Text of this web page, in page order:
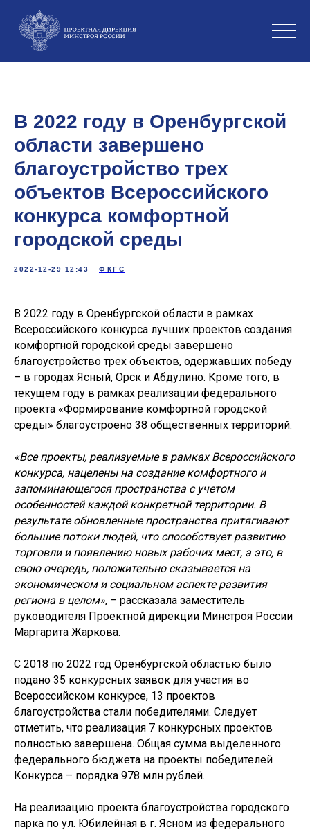
В 2022 году в Оренбургской
области завершено
благоустройство трех
объектов Всероссийского
конкурса комфортной
городской среды
2022-12-29 12:43 ФКГС
В 2022 году в Оренбургской области в рамках
Всероссийского конкурса лучших проектов создания
комфортной городской среды завершено
благоустройство трех объектов, одержавших победу
– в городах Ясный, Орск и Абдулино. Кроме того, в
текущем году в рамках реализации федерального
проекта «Формирование комфортной городской
среды» благоустроено 38 общественных территорий.
«Все проекты, реализуемые в рамках Всероссийского
конкурса, нацелены на создание комфортного и
запоминающегося пространства с учетом
особенностей каждой конкретной территории. В
результате обновленные пространства притягивают
большие потоки людей, что способствует развитию
торговли и появлению новых рабочих мест, а это, в
свою очередь, положительно сказывается на
экономическом и социальном аспекте развития
региона в целом», – рассказала заместитель
руководителя Проектной дирекции Минстроя России
Маргарита Жаркова.
С 2018 по 2022 год Оренбургской областью было
подано 35 конкурсных заявок для участия во
Всероссийском конкурсе, 13 проектов
благоустройства стали победителями. Следует
отметить, что реализация 7 конкурсных проектов
полностью завершена. Общая сумма выделенного
федерального бюджета на проекты победителей
Конкурса – порядка 978 млн рублей.
На реализацию проекта благоустройства городского
парка по ул. Юбилейная в г. Ясном из федерального